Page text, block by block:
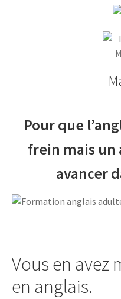
Pour que
frein mais un
avancer
Vous en avez
en anglais.